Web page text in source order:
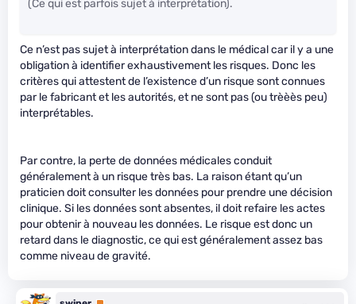
(Ce qui est parfois sujet à interprétation).
Ce n’est pas sujet à interprétation dans le médical car il y a une
obligation à identifier exhaustivement les risques. Donc les
critères qui attestent de l’existence d’un risque sont connues
par le fabricant et les autorités, et ne sont pas (ou trèèès peu)
interprétables.
Par contre, la perte de données médicales conduit
généralement à un risque très bas. La raison étant qu’un
praticien doit consulter les données pour prendre une décision
clinique. Si les données sont absentes, il doit refaire les actes
pour obtenir à nouveau les données. Le risque est donc un
retard dans le diagnostic, ce qui est généralement assez bas
comme niveau de gravité.